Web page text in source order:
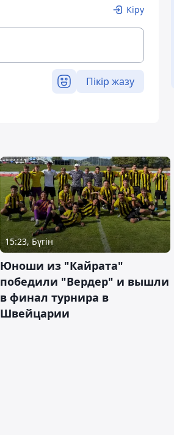
Кіру
Пікір жазу
15:23, Бүгін
Юноши из "Кайрата"
победили "Вердер" и вышли
в финал турнира в
Швейцарии